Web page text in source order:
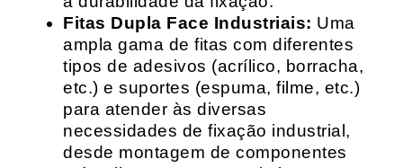
Fitas Dupla Face Industriais: Uma
ampla gama de fitas com diferentes
tipos de adesivos (acrílico, borracha,
etc.) e suportes (espuma, filme, etc.)
para atender às diversas
necessidades de fixação industrial,
desde montagem de componentes